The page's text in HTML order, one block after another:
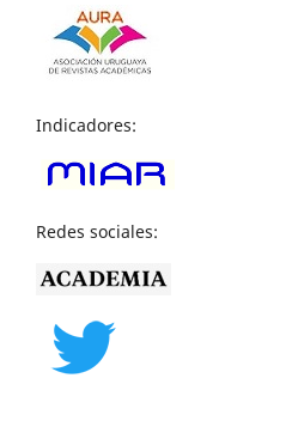
Indicadores:
Redes sociales: